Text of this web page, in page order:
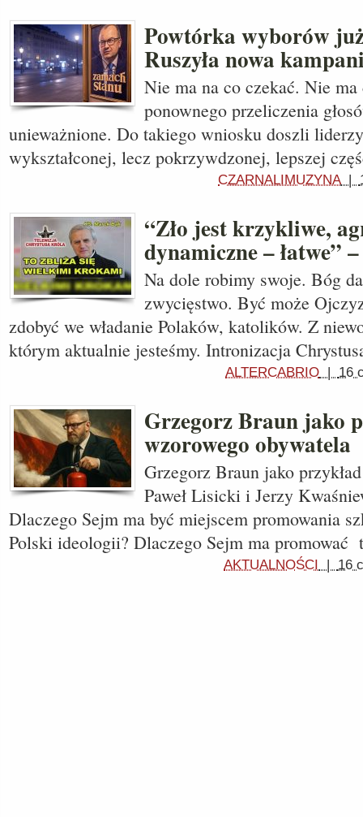
Powtórka wyborów
Ruszyła nowa
Nie ma na co czekać. Nie
ponownego przeliczenia
unieważnione. Do takiego wniosku doszli
wykształconej, lecz pokrzywdzonej, lepszej
CZARNALIMUZYNA|
“Zło jest krzykliwe,
dynamiczne – łatwe”
Na dole robimy swoje. Bóg
zwycięstwo. Być może
zdobyć we władanie Polaków, katolików. Z
którym aktualnie jesteśmy. Intronizacja
ALTERCABRIO | 16
Grzegorz Braun jako
wzorowego obywatela
Grzegorz Braun jako
Paweł Lisicki i Jerzy
Dlaczego Sejm ma być miejscem promowania
Polski ideologii? Dlaczego Sejm ma
AKTUALNOŚCI | 16